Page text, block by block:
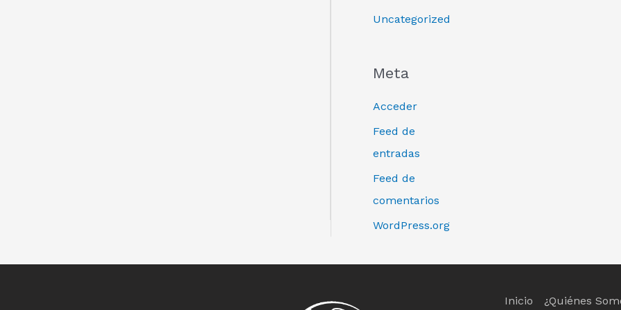
Uncategorized
Meta
Acceder
Feed de
entradas
Feed de
comentarios
WordPress.org
Inicio ¿Quiénes